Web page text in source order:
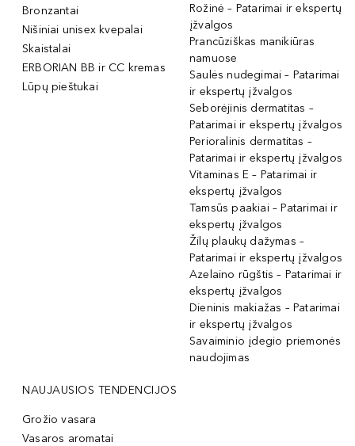
Bronzantai
Nišiniai unisex kvepalai
Skaistalai
ERBORIAN BB ir CC kremas
Lūpų pieštukai
Rožinė – Patarimai ir ekspertų
įžvalgos
Prancūziškas manikiūras
namuose
Saulės nudegimai – Patarimai
ir ekspertų įžvalgos
Seborėjinis dermatitas –
Patarimai ir ekspertų įžvalgos
Perioralinis dermatitas –
Patarimai ir ekspertų įžvalgos
Vitaminas E – Patarimai ir
ekspertų įžvalgos
Tamsūs paakiai – Patarimai ir
ekspertų įžvalgos
Žilų plaukų dažymas –
Patarimai ir ekspertų įžvalgos
Azelaino rūgštis – Patarimai ir
ekspertų įžvalgos
Dieninis makiažas – Patarimai
ir ekspertų įžvalgos
Savaiminio įdegio priemonės
naudojimas
NAUJAUSIOS TENDENCIJOS
Grožio vasara
Vasaros aromatai